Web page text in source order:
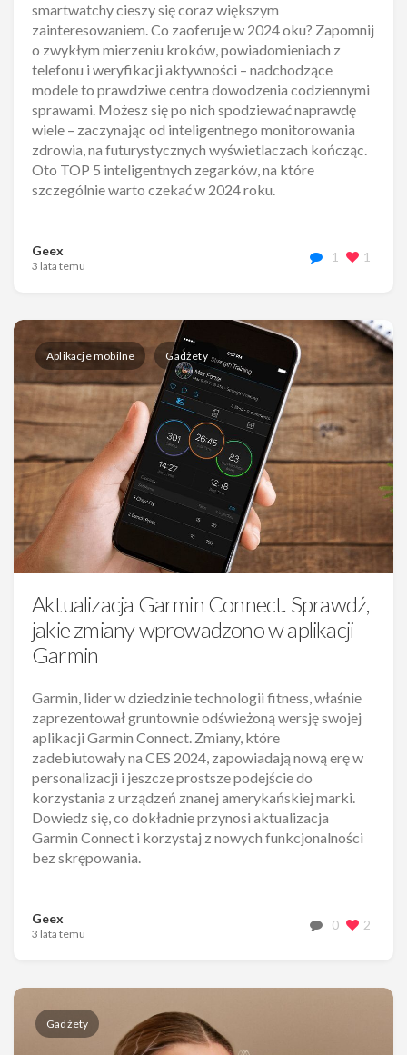
smartwatchy cieszy się coraz większym
zainteresowaniem. Co zaoferuje w 2024 oku? Zapomnij
o zwykłym mierzeniu kroków, powiadomieniach z
telefonu i weryfikacji aktywności – nadchodzące
modele to prawdziwe centra dowodzenia codziennymi
sprawami. Możesz się po nich spodziewać naprawdę
wiele – zaczynając od inteligentnego monitorowania
zdrowia, na futurystycznych wyświetlaczach kończąc.
Oto TOP 5 inteligentnych zegarków, na które
szczególnie warto czekać w 2024 roku.
Geex
3 lata temu
1 1
Aplikacje mobilne Gadżety
Aktualizacja Garmin Connect. Sprawdź,
jakie zmiany wprowadzono w aplikacji
Garmin
Garmin, lider w dziedzinie technologii fitness, właśnie
zaprezentował gruntownie odświeżoną wersję swojej
aplikacji Garmin Connect. Zmiany, które
zadebiutowały na CES 2024, zapowiadają nową erę w
personalizacji i jeszcze prostsze podejście do
korzystania z urządzeń znanej amerykańskiej marki.
Dowiedz się, co dokładnie przynosi aktualizacja
Garmin Connect i korzystaj z nowych funkcjonalności
bez skrępowania.
Geex
3 lata temu
0 2
Gadżety